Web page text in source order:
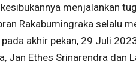
menjalankan
Rakabumingraka selalu
akhir pekan, 29 Juli
Jan Ethes Srinarendra dan